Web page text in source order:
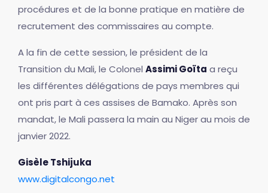
procédures et de la bonne pratique en matière de
recrutement des commissaires au compte.
A la fin de cette session, le président de la
Transition du Mali, le Colonel Assimi Goïta a reçu
les différentes délégations de pays membres qui
ont pris part à ces assises de Bamako. Après son
mandat, le Mali passera la main au Niger au mois de
janvier 2022.
Gisèle Tshijuka
www.digitalcongo.net